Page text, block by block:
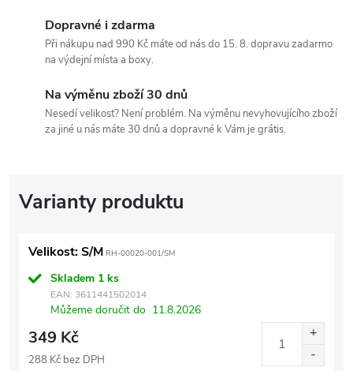
Dopravné i zdarma
Při nákupu nad 990 Kč máte od nás do 15. 8. dopravu zadarmo
na výdejní místa a boxy.
Na výměnu zboží 30 dnů
Nesedí velikost? Není problém. Na výměnu nevyhovujícího zboží
za jiné u nás máte 30 dnů a dopravné k Vám je grátis.
Velikost: S/M RH-00020-001/SM
Skladem 1 ks
EAN: 3611441502014
Můžeme doručit do 11.8.2026
349 Kč
288 Kč bez DPH